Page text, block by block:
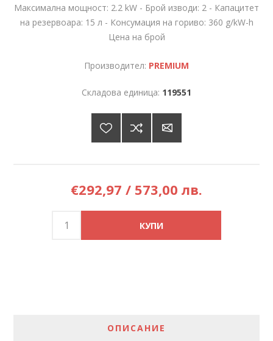
Максимална мощност: 2.2 kW - Брой изводи: 2 - Капацитет
на резервоара: 15 л - Консумация на гориво: 360 g/kW-h
Цена на брой
Производител: PREMIUM
Складова единица: 119551
€292,97 / 573,00 лв.
ОПИСАНИЕ